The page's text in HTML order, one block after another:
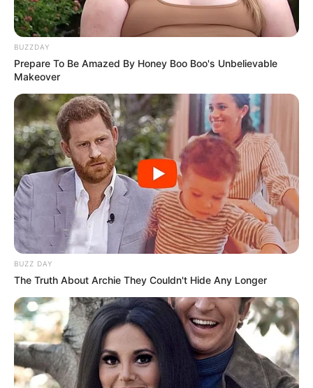
BUZZDAY
Prepare To Be Amazed By Honey Boo Boo's Unbelievable
Makeover
BUZZ DAY
The Truth About Archie They Couldn't Hide Any Longer